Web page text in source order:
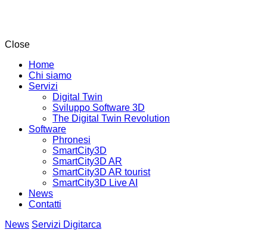
Close
Home
Chi siamo
Servizi
Digital Twin
Sviluppo Software 3D
The Digital Twin Revolution
Software
Phronesi
SmartCity3D
SmartCity3D AR
SmartCity3D AR tourist
SmartCity3D Live AI
News
Contatti
News Servizi Digitarca